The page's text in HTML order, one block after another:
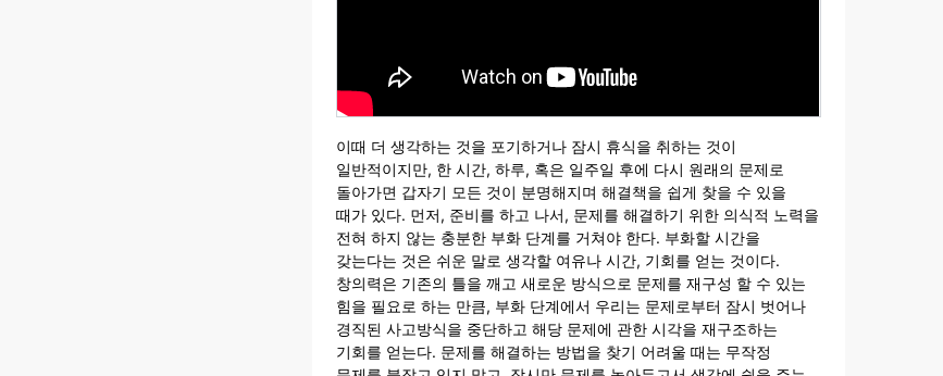
이때 더 생각하는 것을 포기하거나 잠시 휴식을 취하는 것이
일반적이지만, 한 시간, 하루, 혹은 일주일 후에 다시 원래의 문제로
돌아가면 갑자기 모든 것이 분명해지며 해결책을 쉽게 찾을 수 있을
때가 있다. 먼저, 준비를 하고 나서, 문제를 해결하기 위한 의식적 노력을
전혀 하지 않는 충분한 부화 단계를 거쳐야 한다. 부화할 시간을
갖는다는 것은 쉬운 말로 생각할 여유나 시간, 기회를 얻는 것이다.
창의력은 기존의 틀을 깨고 새로운 방식으로 문제를 재구성 할 수 있는
힘을 필요로 하는 만큼, 부화 단계에서 우리는 문제로부터 잠시 벗어나
경직된 사고방식을 중단하고 해당 문제에 관한 시각을 재구조하는
기회를 얻는다. 문제를 해결하는 방법을 찾기 어려울 때는 무작정